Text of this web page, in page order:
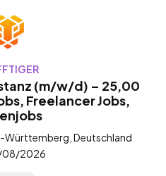
(m/w/d) – 25,00
Freelancer Jobs,
Württemberg, Deutschland
2026